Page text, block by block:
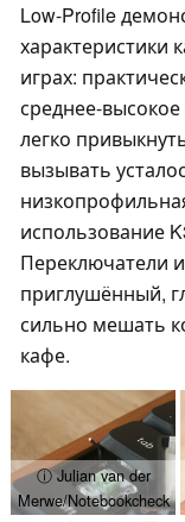
Low-Profile
характеристики
играх:
среднее-
легко
вызывать
использование
Переключатели
приглушённый,
сильно мешать
кафе.
ⓘ Julian van der
Merwe/Notebookcheck